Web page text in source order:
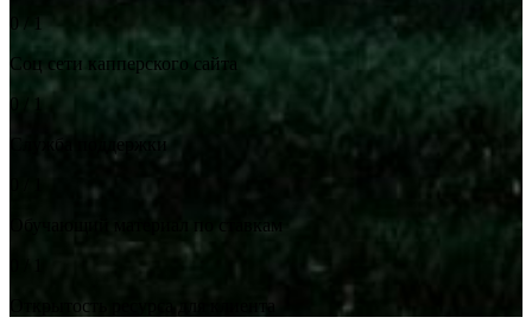
0 / 1
Соц сети капперского сайта
0 / 1
Служба поддержки
Обучающий материал по ставкам
Открытость ресурса для клиента